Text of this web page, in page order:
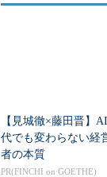
【見城徹×藤田晋】
代でも変わらない経
者の本質
PR(FINCHI on GOETHE)